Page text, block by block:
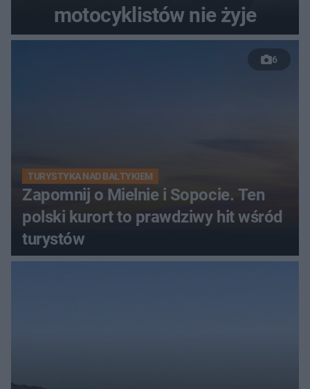
motocyklistów nie żyje
6
TURYSTYKA NAD BAŁTYKIEM
Zapomnij o Mielnie i Sopocie. Ten
polski kurort to prawdziwy hit wśród
turystów